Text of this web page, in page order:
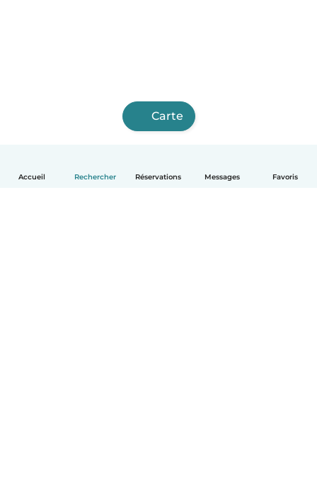
Accueil Rechercher Réservations Messages Favoris
Carte